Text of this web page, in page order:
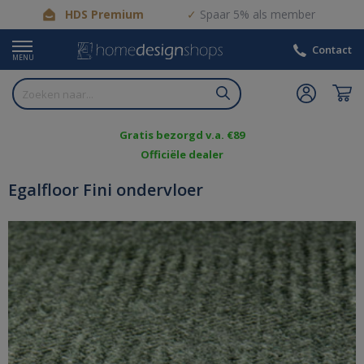
HDS Premium Spaar 5% als member
MENU
Contact
Gratis bezorgd v.a. €89
Officiële dealer
Egalfloor Fini ondervloer